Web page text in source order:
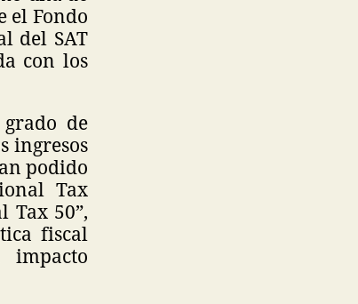
el Fondo
del SAT
con los
de
ingresos
podido
Tax
Tax 50”,
fiscal